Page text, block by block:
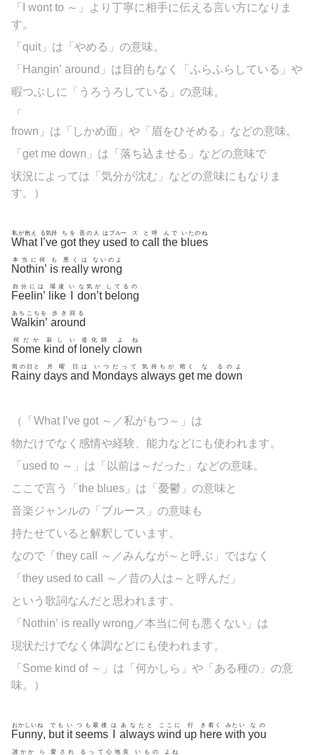
「I wont to ～」より丁寧に相手に伝える言い方になりま
す。
「quit」は「やめる」の意味。
「Hangin’ around」は目的もなく「ふらふらしている」や
暇つぶしに「うろうろしている」の意味。
「
frown」は「しかめ面」や「眉をひそめる」などの意味。
「get me down」は「落ち込ませる」などの意味で
状況によっては「気分が沈む」などの意味にもなりま
す。）
What
私が抱え
I’ve
る気持
got
ちを
they
昔の人
used
はブルー
to
ス
call
と呼
the
んで
blues
いたのね
Nothin’
本当に何
is
も
really
悪くは
wrong
ないのよ
Feelin’
自分には
like
場違 い
don’t
な気が
belong
してるの
Walkin’
あちこちを
around
歩き回る
Some
何だか
kind
寂し
of
い
lonely
道化師
clown
よね
Rainy
雨の日と
days
月曜
and
日は
Mondays
いつだって
always
気持ちが
get
暗く
me
な
down
るのよ
（「What I’ve got ～／私がもつ～」は
物だけでなく感情や経験、能力などにも使われます。
「used to ～」は「以前は～だった」などの意味。
ここで言う「the blues」は「憂鬱」の意味と
音楽ジャンルの「ブルース」の意味も
持たせていると解釈しています。
なので「they call ～／みんなが～と呼ぶ」ではなく
「they used to call ～／昔の人は～と呼んだ」
という歌詞なんだと思われます。
「Nothin’ is really wrong／本当に何も悪くない」は
現状だけでなく体調などにも使われます。
「Some kind of ～」は「何かしら」や「ある種の」の意
味。）
Funny
おかしいね
, but
でも
it
い
seems
つも最後 は
always
あなたと
wind
ここに
up
行
here
き着く
with
みたい
you
なの
誰かか ら 愛され るって心地良 いもの よね